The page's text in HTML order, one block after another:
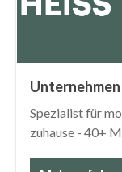
Unternehmen
Spezialist für
zuhause - 40+